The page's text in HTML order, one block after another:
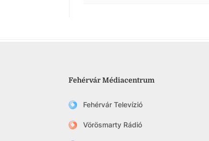
Fehérvár Médiacentrum
Fehérvár Televízió
Vörösmarty Rádió